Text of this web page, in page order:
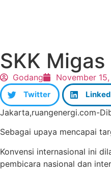
SKK
Godang November
Twitter
Jakarta,ruangenergi.com-
Sebagai upaya mencapai
Konvensi internasional ini
pembicara nasional dan